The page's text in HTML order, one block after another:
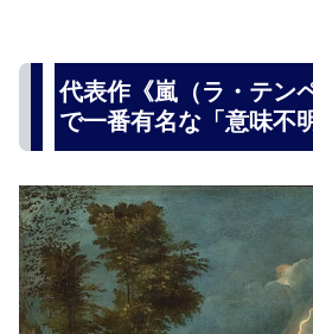
代表作《嵐（ラ・テン
で一番有名な「意味不